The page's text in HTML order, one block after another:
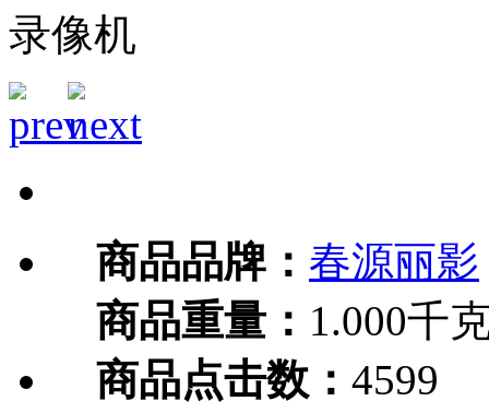
录像机
商品品牌： 春源丽影
商品重量： 1.000千
商品点击数： 4599